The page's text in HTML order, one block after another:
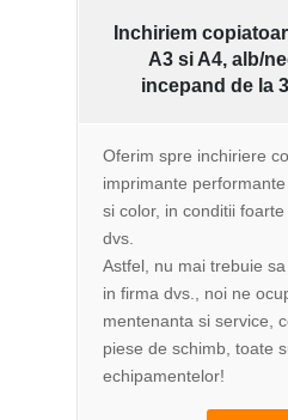
Inchiriem
A3 si A4, alb/
incepand de la
Oferim spre inchiriere
imprimante
si color, in conditii
dvs.
Astfel, nu mai trebuie
in firma dvs., noi ne
mentenanta si service,
piese de schimb, toate
echipamentelor!